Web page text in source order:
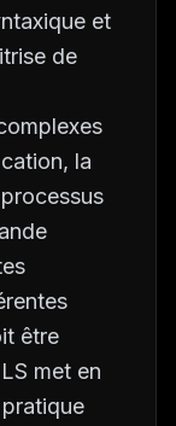
et
de
la
être
met en